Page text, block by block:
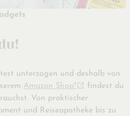
unterzogen und deshalb von
Amazon Shop*
findest du
Von praktischer
und Reiseapotheke bis zu